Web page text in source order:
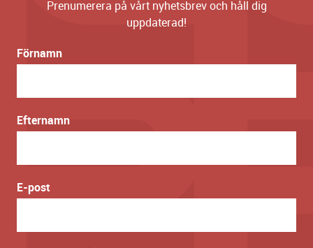
Prenumerera på vårt nyhetsbrev och håll dig
uppdaterad!
Förnamn
Efternamn
E-post